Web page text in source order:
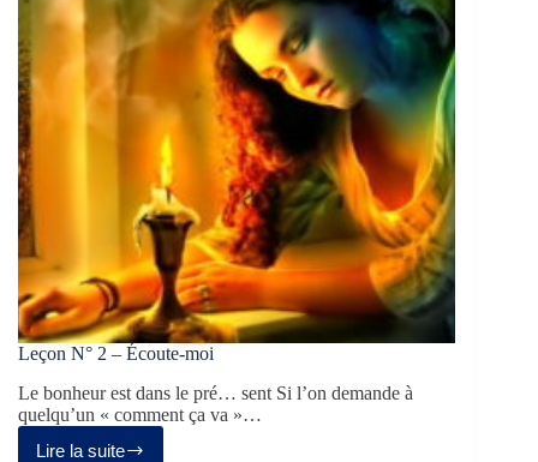
Leçon N° 2 – Écoute-moi
Le bonheur est dans le pré… sent Si l’on demande à
quelqu’un « comment ça va »…
Lire la suite